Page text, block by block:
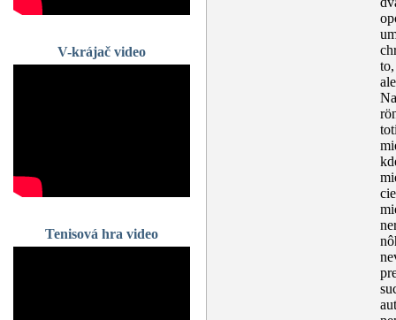
V-krájač video
Tenisová hra video